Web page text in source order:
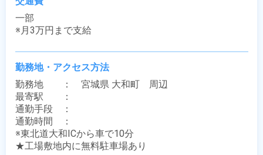
一部
※月3万円まで支給
勤務地・アクセス方法
勤務地　　：　宮城県 大和町　周辺
最寄駅　　：
通勤手段　：
通勤時間　：
※東北道大和ICから車で10分
★工場敷地内に無料駐車場あり